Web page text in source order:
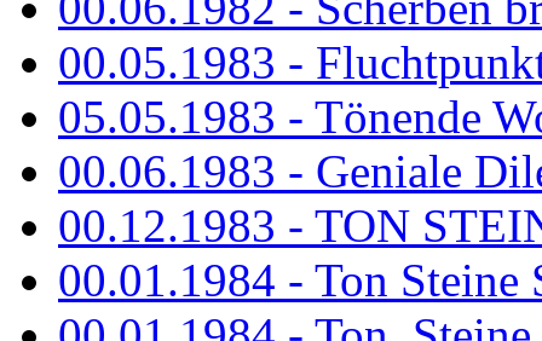
00.05.1983 -
05.05.1983 - Tönende
00.06.1983 - Geniale
00.12.1983 - TON
00.01.1984 - Ton Steine